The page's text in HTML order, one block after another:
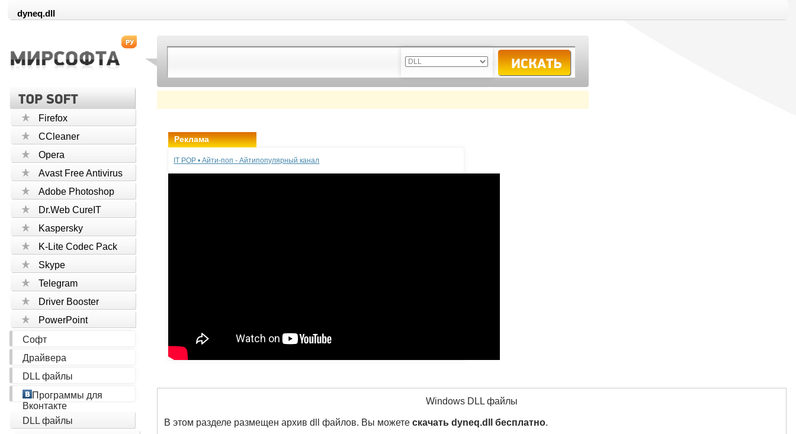
dyneq.dll
Firefox
CCleaner
Opera
Avast Free Antivirus
Adobe Photoshop
Dr.Web CureIT
Kaspersky
K-Lite Codec Pack
Skype
Telegram
Driver Booster
PowerPoint
Софт
Драйвера
DLL файлы
Программы для
Вконтакте
DLL файлы
Реклама
IT POP • Айти-поп - Айтипопулярный канал
Windows DLL файлы
В этом разделе размещен архив dll файлов. Вы можетескачать dyneq.dll бесплатно.